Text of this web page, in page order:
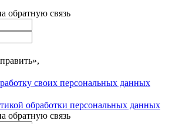
обратную связь
своих персональных данных
обработки персональных данных
обратную связь